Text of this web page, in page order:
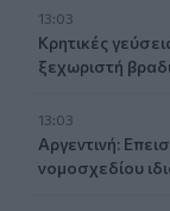
13:03
Κρητικές
ξεχωριστή
13:03
Αργεντινή:
νομοσχεδίου